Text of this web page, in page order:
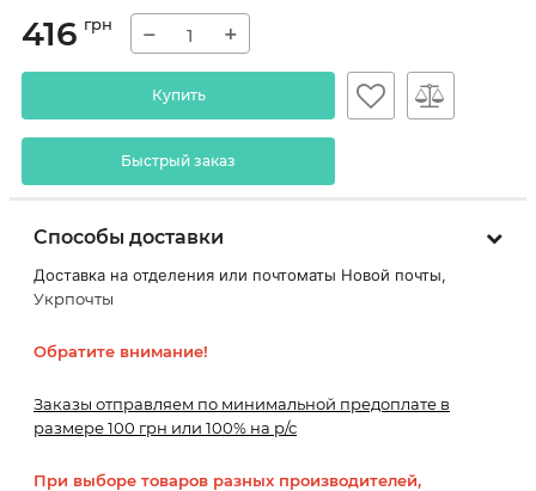
416 грн − +
Купить
Быстрый заказ
Способы доставки
Доставка на отделения или почтоматы Новой почты,
Укрпочты
Обратите внимание!
Заказы отправляем по минимальной предоплате в
размере 100 грн или 100% на р/с
При выборе товаров разных производителей,